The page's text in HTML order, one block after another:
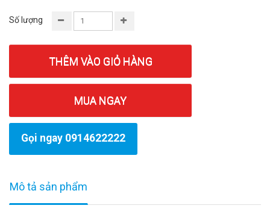
Số lượng
THÊM VÀO GIỎ HÀNG
MUA NGAY
Gọi ngay 0914622222
Mô tả sản phẩm